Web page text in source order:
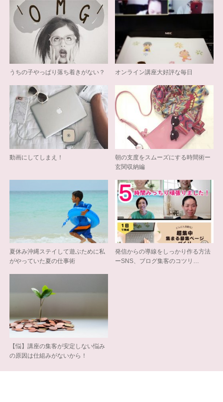
うちの子やっぱり落ち着きがない？ オンライン講座大好評な毎日
動画にしてしまえ！
朝の支度をスムーズにする時間術ー
玄関収納編
夏休み沖縄ステイして遊ぶために私
がやっていた夏の仕事術
発信からの導線をしっかり作る方法
ーSNS、ブログ集客のコツリ…
【悩】講座の集客が安定しない悩み
の原因は仕組みがないから！